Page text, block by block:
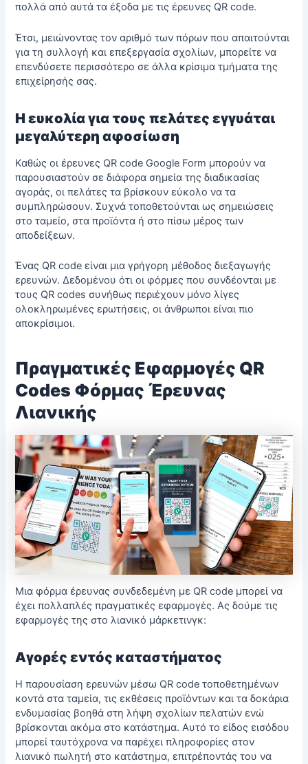
πολλά από αυτά τα έξοδα με τις έρευνες QR code.
Έτσι, μειώνοντας τον αριθμό των πόρων που απαιτούνται
για τη συλλογή και επεξεργασία σχολίων, μπορείτε να
επενδύσετε περισσότερο σε άλλα κρίσιμα τμήματα της
επιχείρησής σας.
Η ευκολία για τους πελάτες εγγυάται
μεγαλύτερη αφοσίωση
Καθώς οι έρευνες QR code Google Form μπορούν να
παρουσιαστούν σε διάφορα σημεία της διαδικασίας
αγοράς, οι πελάτες τα βρίσκουν εύκολο να τα
συμπληρώσουν. Συχνά τοποθετούνται ως σημειώσεις
στο ταμείο, στα προϊόντα ή στο πίσω μέρος των
αποδείξεων.
Ένας QR code είναι μια γρήγορη μέθοδος διεξαγωγής
ερευνών. Δεδομένου ότι οι φόρμες που συνδέονται με
τους QR codes συνήθως περιέχουν μόνο λίγες
ολοκληρωμένες ερωτήσεις, οι άνθρωποι είναι πιο
αποκρίσιμοι.
Πραγματικές Εφαρμογές QR
Codes Φόρμας Έρευνας
Λιανικής
Μια φόρμα έρευνας συνδεδεμένη με QR code μπορεί να
έχει πολλαπλές πραγματικές εφαρμογές. Ας δούμε τις
εφαρμογές της στο λιανικό μάρκετινγκ:
Αγορές εντός καταστήματος
Η παρουσίαση ερευνών μέσω QR code τοποθετημένων
κοντά στα ταμεία, τις εκθέσεις προϊόντων και τα δοκάρια
ενδυμασίας βοηθά στη λήψη σχολίων πελατών ενώ
βρίσκονται ακόμα στο κατάστημα. Αυτό το είδος εισόδου
μπορεί ταυτόχρονα να παρέχει πληροφορίες στον
λιανικό πωλητή στο κατάστημα, επιτρέποντάς του να